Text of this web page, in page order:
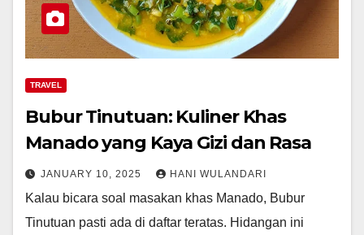
TRAVEL
Bubur Tinutuan: Kuliner Khas
Manado yang Kaya Gizi dan Rasa
JANUARY 10, 2025 HANI WULANDARI
Kalau bicara soal masakan khas Manado, Bubur
Tinutuan pasti ada di daftar teratas. Hidangan ini